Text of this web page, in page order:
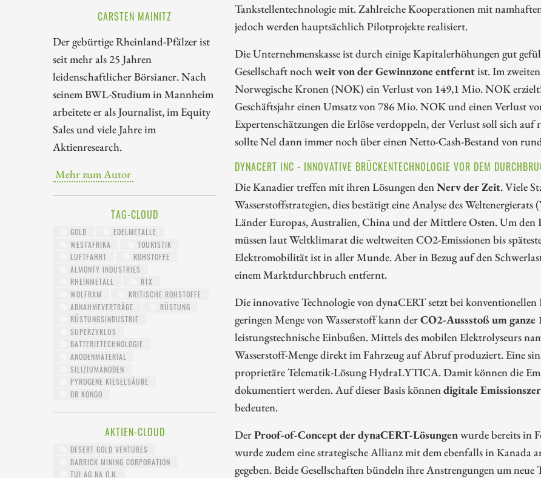
CARSTEN MAINITZ
Der gebürtige Rheinland-Pfälzer ist
seit mehr als 25 Jahren
leidenschaftlicher Börsianer. Nach
seinem BWL-Studium in Mannheim
arbeitete er als Journalist, im Equity
Sales und viele Jahre im
Aktienresearch.
Mehr zum Autor
TAG-CLOUD
GOLD
EDELMETALLE
WESTAFRIKA
TOURISTIK
LUFTFAHRT
ROHSTOFFE
ALMONTY INDUSTRIES
RHEINMETALL
RTX
WOLFRAM
KRITISCHE ROHSTOFFE
ABNAHMEVERTRÄGE
RÜSTUNG
RÜSTUNGSINDUSTRIE
SUPERZYKLUS
BATTERIETECHNOLOGIE
ANODENMATERIAL
SILIZIUMANODEN
PYROGENE KIESELSÄURE
DR KONGO
AKTIEN-CLOUD
DESERT GOLD VENTURES
BARRICK MINING CORPORATION
TUI AG NA O.N.
Tankstellentechnologie mit. Zahlreiche Kooperationen mit
jedoch werden hauptsächlich Pilotprojekte realisiert.
Die Unternehmenskasse ist durch einige Kapitalerhöhungen gut
Gesellschaft nochweit von der Gewinnzone entferntist. Im
Norwegische Kronen (NOK) ein Verlust von 149,1 Mio. NOK
Geschäftsjahr einen Umsatz von 786 Mio. NOK und einen Verlust
Expertenschätzungen die Erlöse verdoppeln, der Verlust soll sich
sollte Nel dann immer noch über einen Netto-Cash-Bestand von
DYNACERT INC - INNOVATIVE BRÜCKENTECHNOLOGIE VOR DEM
Die Kanadier treffen mit ihren Lösungen denNerv der Zeit. Viele
Wasserstoffstrategien, dies bestätigt eine Analyse des
Länder Europas, Australien, China und der Mittlere Osten. Um den
müssen laut Weltklimarat die weltweiten CO2-Emissionen bis
Elektromobilität ist in aller Munde. Aber in Bezug auf den
einem Marktdurchbruch entfernt.
Die innovative Technologie von dynaCERT setzt bei
geringen Menge von Wasserstoff kann derCO2-Aussstoß um ganze
leistungstechnische Einbußen. Mittels des mobilen Elektrolyseurs
Wasserstoff-Menge direkt im Fahrzeug auf Abruf produziert. Eine
proprietäre Telematik-Lösung HydraLYTICA. Damit können die
dokumentiert werden. Auf dieser Basis könnendigitale
bedeuten.
DerProof-of-Concept der dynaCERT-Lösungenwurde bereits in
wurde zudem eine strategische Allianz mit dem ebenfalls in Kanada
gegeben. Beide Gesellschaften bündeln ihre Anstrengungen um neue